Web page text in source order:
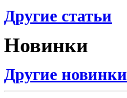
Другие статьи
Новинки
Другие новинки